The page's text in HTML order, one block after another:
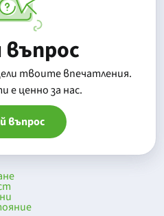
въпрос
твоите впечатления.
е ценно за нас.
въпрос